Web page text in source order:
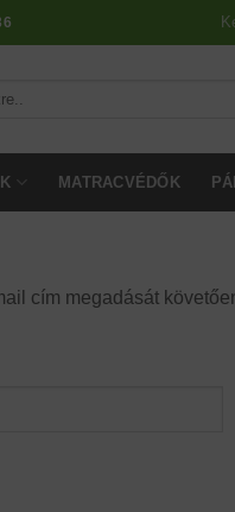
MATRACVÉDŐK
cím megadását